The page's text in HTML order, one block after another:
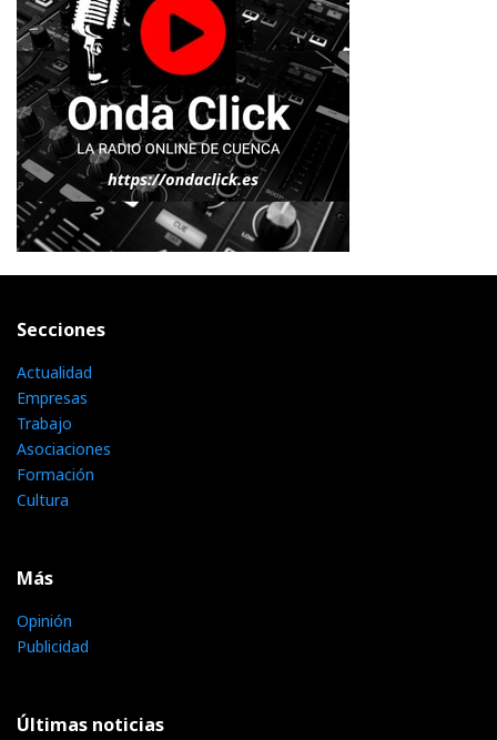
Secciones
Actualidad
Empresas
Trabajo
Asociaciones
Formación
Cultura
Más
Opinión
Publicidad
Últimas noticias